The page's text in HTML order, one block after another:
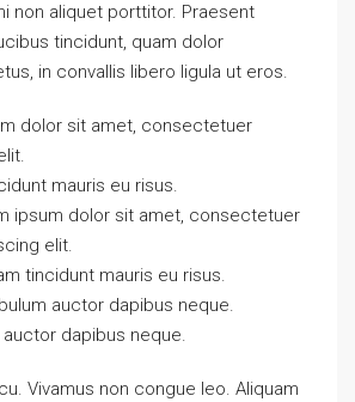
non aliquet porttitor. Praesent
tincidunt, quam dolor
in convallis libero ligula ut eros.
dolor sit amet, consectetuer
mauris eu risus.
ipsum dolor sit amet, consectetuer
elit.
tincidunt mauris eu risus.
auctor dapibus neque.
dapibus neque.
Vivamus non congue leo. Aliquam